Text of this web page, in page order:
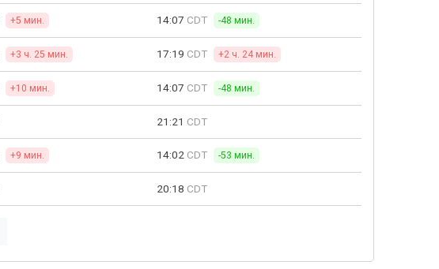
+5 мин. 14:07 CDT -48 мин.
+3 ч. 25 мин. 17:19 CDT +2 ч. 24 мин.
+10 мин. 14:07 CDT -48 мин.
21:21 CDT
+9 мин. 14:02 CDT -53 мин.
20:18 CDT